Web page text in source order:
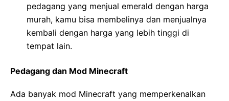
pedagang yang menjual emerald dengan harga
murah, kamu bisa membelinya dan menjualnya
kembali dengan harga yang lebih tinggi di
tempat lain.
Pedagang dan Mod Minecraft
Ada banyak mod Minecraft yang memperkenalkan